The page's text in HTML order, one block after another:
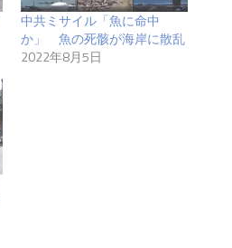
中共ミサイル「魚に命中
か」 魚の死骸が海岸に散乱
2022年8月5日